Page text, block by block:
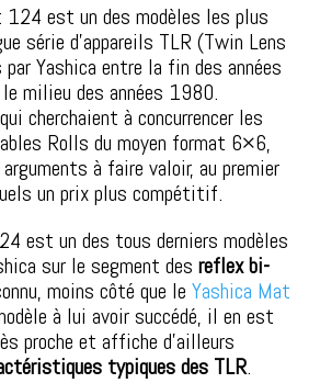
124 est un des modèles les plus
série d’appareils TLR (Twin Lens
Yashica entre la fin des années
milieu des années 1980.
cherchaient à concurrencer les
Rolls du moyen format 6×6,
à faire valoir, au premier
un prix plus compétitif.
est un des tous derniers modèles
sur le segment des reflex bi-
moins côté que le Yashica Mat
à lui avoir succédé, il en est
proche et affiche d’ailleurs
typiques des TLR.